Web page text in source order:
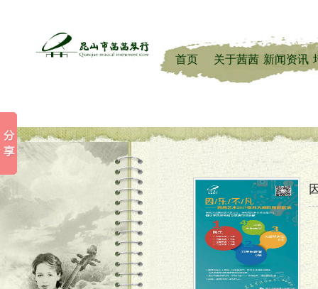
首页 关于茜茜 新闻资讯